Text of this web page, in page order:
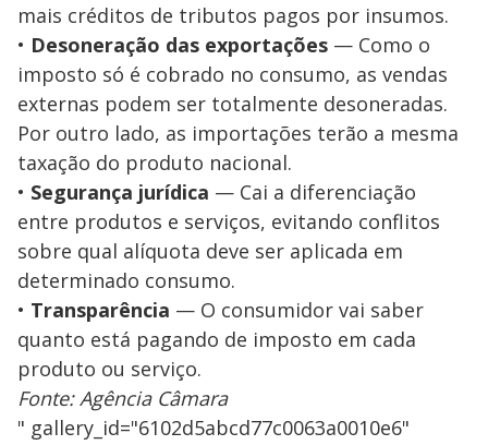
mais créditos de tributos pagos por insumos.
• Desoneração das exportações — Como o
imposto só é cobrado no consumo, as vendas
externas podem ser totalmente desoneradas.
Por outro lado, as importações terão a mesma
taxação do produto nacional.
• Segurança jurídica — Cai a diferenciação
entre produtos e serviços, evitando conflitos
sobre qual alíquota deve ser aplicada em
determinado consumo.
• Transparência — O consumidor vai saber
quanto está pagando de imposto em cada
produto ou serviço.
Fonte: Agência Câmara
" gallery_id="6102d5abcd77c0063a0010e6"